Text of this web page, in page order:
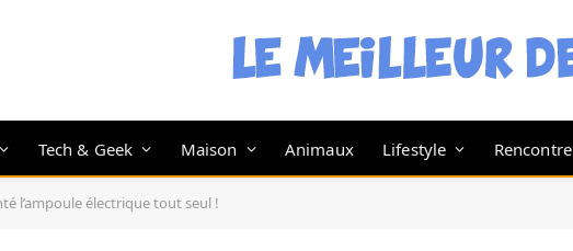
Tech & Geek Maison Animaux Lifestyle Rencontre
l’ampoule électrique tout seul !